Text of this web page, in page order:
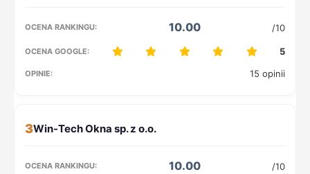
10.00 /10
5
15 opinii
3
10.00 /10